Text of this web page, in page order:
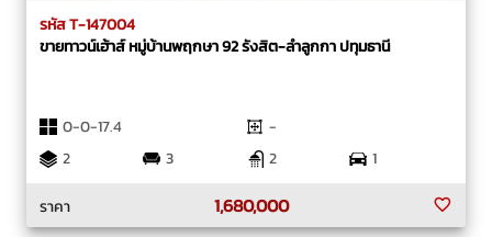
รหัส T-147004
ขายทาวน์เฮ้าส์ หมู่บ้านพฤกษา 92 รังสิต-ลำลูกกา ปทุมธานี
0-0-17.4
-
2
3 2
1
ราคา
1,680,000